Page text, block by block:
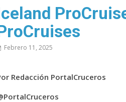
Febrero 11, 2025
Redacción PortalCruceros